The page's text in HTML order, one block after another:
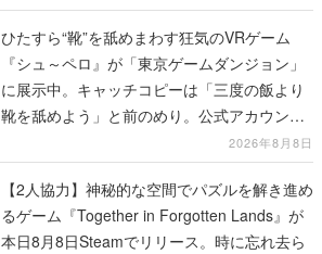
ひたすら“靴”を舐めまわす狂気のVRゲーム
『シュ～ペロ』が「東京ゲームダンジョン」
に展示中。キャッチコピーは「三度の飯より
靴を舐めよう」と前のめり。公式アカウント
も開設され、2026年リリースに向けて開発中
2026年8月8日
【2人協力】神秘的な空間でパズルを解き進め
るゲーム『Together in Forgotten Lands』が
本日8月8日Steamでリリース。時に忘れ去ら